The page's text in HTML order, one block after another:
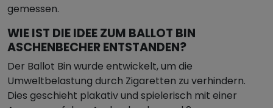
gemessen.
WIE IST DIE IDEE ZUM BALLOT BIN
ASCHENBECHER ENTSTANDEN?
Der Ballot Bin wurde entwickelt, um die
Umweltbelastung durch Zigaretten zu verhindern.
Dies geschieht plakativ und spielerisch mit einer